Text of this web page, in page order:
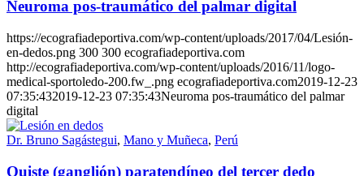
Neuroma pos-traumático del palmar digital
https://ecografiadeportiva.com/wp-content/uploads/2017/04/Lesión-
en-dedos.png 300 300 ecografiadeportiva.com
http://ecografiadeportiva.com/wp-content/uploads/2016/11/logo-
medical-sportoledo-200.fw_.png ecografiadeportiva.com2019-12-23
07:35:432019-12-23 07:35:43Neuroma pos-traumático del palmar
digital
Dr. Bruno Sagástegui, Mano y Muñeca, Perú
Quiste (ganglión) paratendíneo del tercer dedo